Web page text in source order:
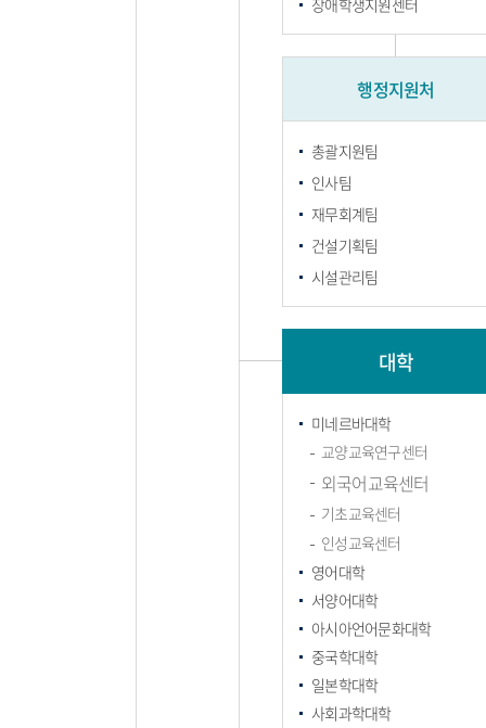
장애학생지원센터
행정지원처
총괄지원팀
인사팀
재무회계팀
건설기획팀
시설관리팀
대학
미네르바대학
교양교육연구센터
외국어교육센터
기초교육센터
인성교육센터
영어대학
서양어대학
아시아언어문화대학
중국학대학
일본학대학
사회과학대학